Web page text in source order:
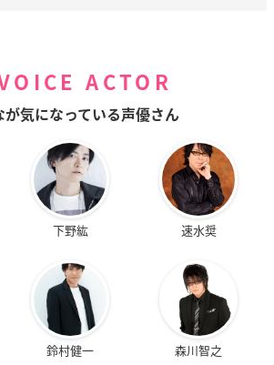
ACTOR
が気になっている声優さん
下野紘 速水奨
鈴村健一 森川智之